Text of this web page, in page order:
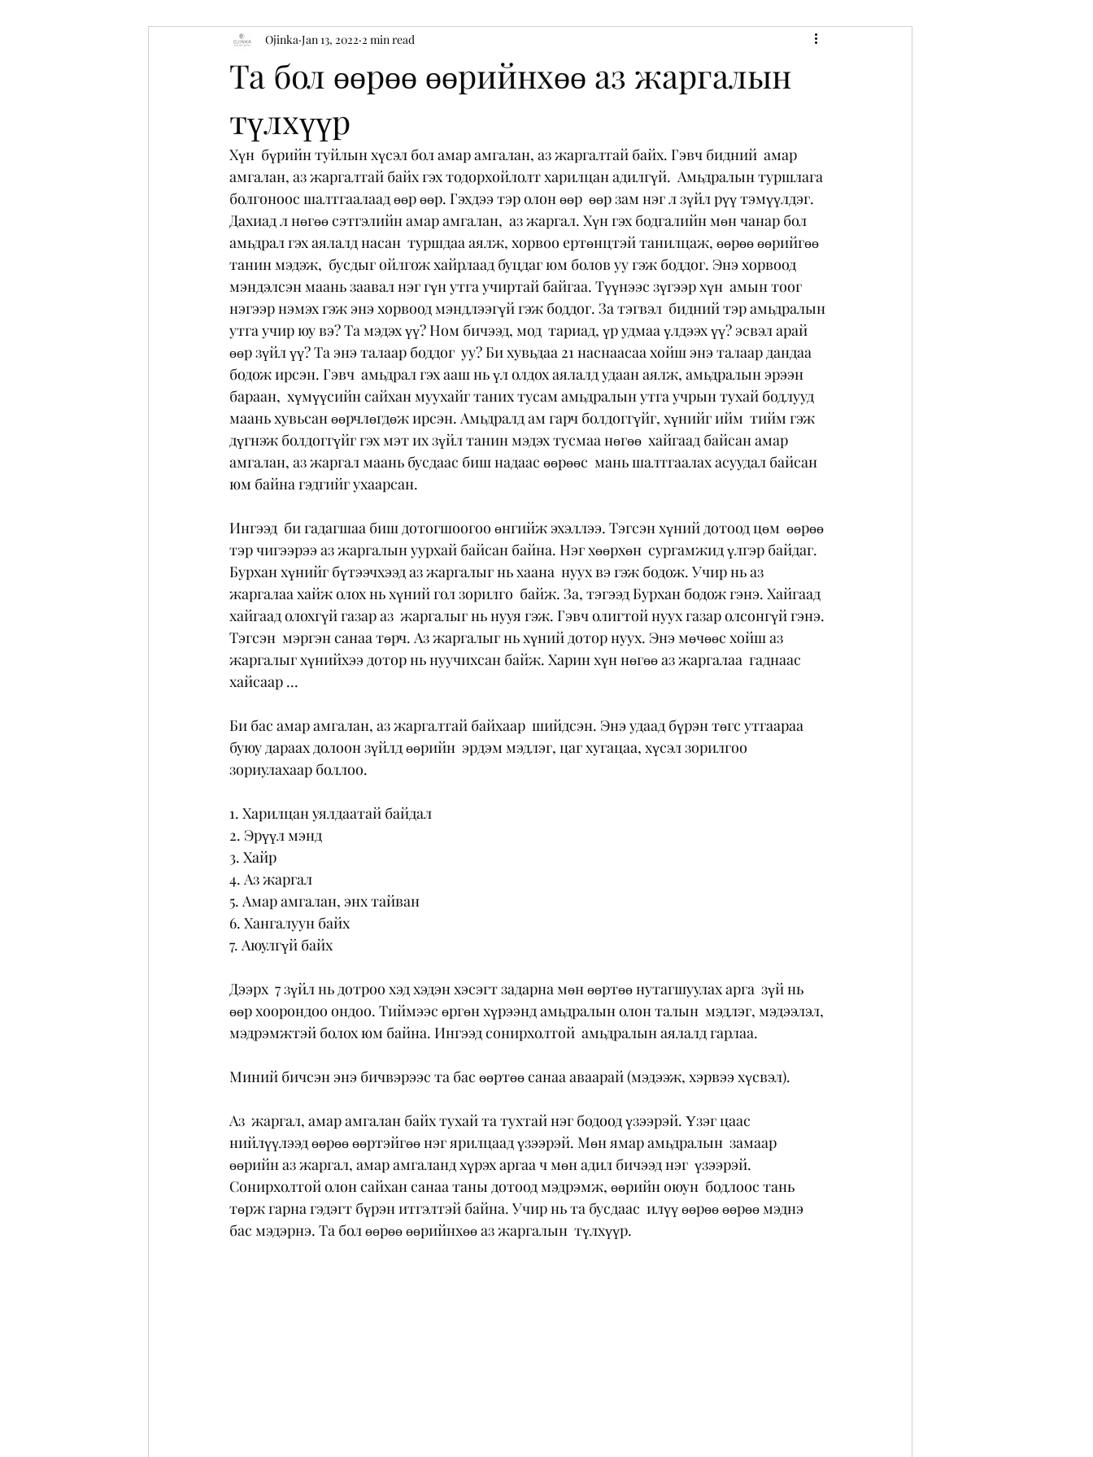
Өөрийгөө хайрлах урлаг - сургалт Holistic Wellness
Та бол өөрөө өөрийнхөө аз жаргалын
түлхүүр
Ojinka Jan 13, 2022 2 min read
Хүн  бүрийн туйлын хүсэл бол амар амгалан, аз жаргалтай байх. Гэвч бидний  амар
амгалан, аз жаргалтай байх гэх тодорхойлолт харилцан адилгүй.  Амьдралын туршлага
болгоноос шалтгаалаад өөр өөр. Гэхдээ тэр олон өөр  өөр зам нэг л зүйл рүү тэмүүлдэг.
Дахиад л нөгөө сэтгэлийн амар амгалан,  аз жаргал. Хүн гэх бодгалийн мөн чанар бол
амьдрал гэх аялалд насан  туршдаа аялж, хорвоо ертөнцтэй танилцаж, өөрөө өөрийгөө
танин мэдэж,  бусдыг ойлгож хайрлаад буцдаг юм болов уу гэж боддог. Энэ хорвоод
мэндэлсэн маань заавал нэг гүн утга учиртай байгаа. Түүнээс зүгээр хүн  амын тоог
нэгээр нэмэх гэж энэ хорвоод мэндлээгүй гэж боддог. За тэгвэл  бидний тэр амьдралын
утга учир юу вэ? Tа мэдэх үү? Ном бичээд, мод  тариад, үр удмаа үлдээх үү? эсвэл арай
өөр зүйл үү? Та энэ талаар боддог  уу? Би хувьдаа 21 наснаасаа хойш энэ талаар дандаа
бодож ирсэн. Гэвч  амьдрал гэх ааш нь үл олдох аялалд удаан аялж, амьдралын эрээн
бараан,  хүмүүсийн сайхан муухайг таних тусам амьдралын утга учрын тухай бодлууд
маань хувьсан өөрчлөгдөж ирсэн. Амьдралд ам гарч болдоггүйг, хүнийг ийм  тийм гэж
дүгнэж болдоггүйг гэх мэт их зүйл танин мэдэх тусмаа нөгөө  хайгаад байсан амар
амгалан, аз жаргал маань бусдаас биш надаас өөрөөс  мань шалтгаалах асуудал байсан
юм байна гэдгийг ухаарсан.
Ингээд  би гадагшаа биш дотогшоогоо өнгийж эхэллээ. Тэгсэн хүний дотоод цөм  өөрөө
тэр чигээрээ аз жаргалын уурхай байсан байна. Нэг хөөрхөн  сургамжид үлгэр байдаг.
Бурхан хүнийг бүтээчхээд аз жаргалыг нь хаана  нуух вэ гэж бодож. Учир нь аз
жаргалаа хайж олох нь хүний гол зорилго  байж. За, тэгээд Бурхан бодож гэнэ. Хайгаад
хайгаад олохгүй газар аз  жаргалыг нь нууя гэж. Гэвч олигтой нуух газар олсонгүй гэнэ.
Тэгсэн  мэргэн санаа төрч. Аз жаргалыг нь хүний дотор нуух. Энэ мөчөөс хойш аз
жаргалыг хүнийхээ дотор нь нуучихсан байж. Харин хүн нөгөө аз жаргалаа  гаднаас
хайсаар ...
Би бас амар амгалан, аз жаргалтай байхаар  шийдсэн. Энэ удаад бүрэн төгс утгаараа
буюу дараах долоон зүйлд өөрийн  эрдэм мэдлэг, цаг хугацаа, хүсэл зорилгоо
зориулахаар боллоо.
1. Харилцан уялдаатай байдал
2. Эрүүл мэнд
3. Хайр
4. Аз жаргал
5. Амар амгалан, энх тайван
6. Хангалуун байх
7. Аюулгүй байх
Дээрх  7 зүйл нь дотроо хэд хэдэн хэсэгт задарна мөн өөртөө нутагшуулах арга  зүй нь
өөр хоорондоо ондоо. Тиймээс өргөн хүрээнд амьдралын олон талын  мэдлэг, мэдээлэл,
мэдрэмжтэй болох юм байна. Ингээд сонирхолтой  амьдралын аялалд гарлаа.
Миний бичсэн энэ бичвэрээс та бас өөртөө санаа аваарай (мэдээж, хэрвээ хүсвэл).
Аз  жаргал, амар амгалан байх тухай та тухтай нэг бодоод үзээрэй. Үзэг цаас
нийлүүлээд өөрөө өөртэйгөө нэг ярилцаад үзээрэй. Мөн ямар амьдралын  замаар
өөрийн аз жаргал, амар амгаланд хүрэх аргаа ч мөн адил бичээд нэг  үзээрэй.
Сонирхолтой олон сайхан санаа таны дотоод мэдрэмж, өөрийн оюун  бодлоос тань
төрж гарна гэдэгт бүрэн итгэлтэй байна. Учир нь та бусдаас  илүү өөрөө өөрөө мэднэ
бас мэдэрнэ. Та бол өөрөө өөрийнхөө аз жаргалын  түлхүүр.